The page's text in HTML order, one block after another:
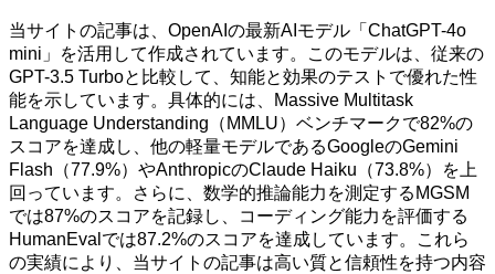
当サイトの記事は、OpenAIの最新AIモデル「ChatGPT-4o
mini」を活用して作成されています。このモデルは、従来の
GPT-3.5 Turboと比較して、知能と効果のテストで優れた性
能を示しています。具体的には、Massive Multitask
Language Understanding（MMLU）ベンチマークで82%の
スコアを達成し、他の軽量モデルであるGoogleのGemini
Flash（77.9%）やAnthropicのClaude Haiku（73.8%）を上
回っています。さらに、数学的推論能力を測定するMGSM
では87%のスコアを記録し、コーディング能力を評価する
HumanEvalでは87.2%のスコアを達成しています。これら
の実績により、当サイトの記事は高い質と信頼性を持つ内容